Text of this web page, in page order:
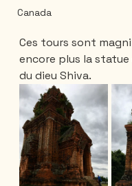
Canada
Ces tours sont
encore plus la statue
du dieu Shiva.